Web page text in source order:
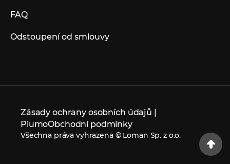
FAQ
Odstoupení od smlouvy
Zásady ochrany osobních údajů |
PiumoObchodní podmínky
Všechna práva vyhrazena © Loman Sp. z o.o.